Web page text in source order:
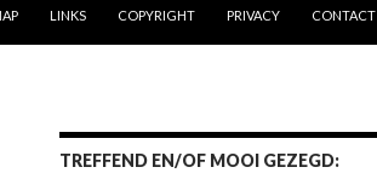
LINKS COPYRIGHT PRIVACY CONTACT
TREFFEND EN/OF MOOI GEZEGD: